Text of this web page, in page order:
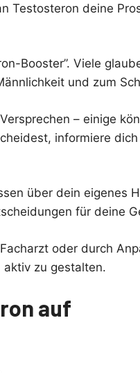
Testosteron deine
Booster”. Viele
und zum
– einige
informiere
über dein eigenes
für deine
oder durch
zu gestalten.
auf